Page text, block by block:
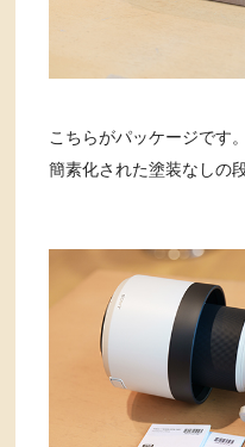
こちらがパッケージです。
簡素化された塗装なしの